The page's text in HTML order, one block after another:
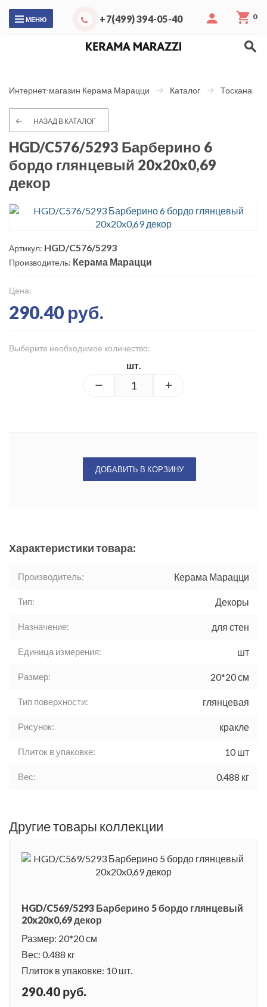
МЕНЮ +7(499) 394-05-40 0
Интернет-магазин Керама Марацци Каталог Тоскана
НАЗАД В КАТАЛОГ
HGD/C576/5293 Барберино 6
бордо глянцевый 20x20x0,69
декор
Артикул: HGD/C576/5293
Производитель: Керама Марацци
Цена:
290.40 руб.
Выберите необходимое количество:
шт.
ДОБАВИТЬ В КОРЗИНУ
Характеристики товара:
Производитель: Керама Марацци
Тип: Декоры
Назначение: для стен
Единица измерения: шт
Размер: 20*20 см
Тип поверхности: глянцевая
Рисунок: кракле
Плиток в упаковке: 10 шт
Вес: 0.488 кг
Другие товары коллекции
HGD/C569/5293 Барберино 5 бордо глянцевый
20x20x0,69 декор
Размер: 20*20 см
Вес: 0.488 кг
Плиток в упаковке: 10 шт.
290.40 руб.